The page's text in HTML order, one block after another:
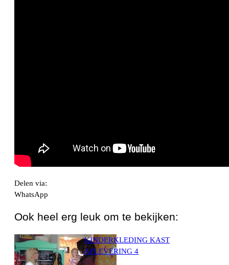
Delen via:
WhatsApp
Ook heel erg leuk om te bekijken:
KINDERKLEDING KAST
AFLEVERING 4